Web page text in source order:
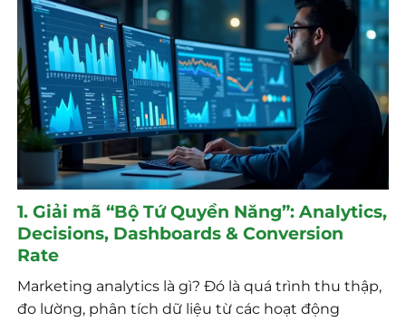
1. Giải mã “Bộ Tứ Quyền Năng”: Analytics,
Decisions, Dashboards & Conversion
Rate
Marketing analytics là gì? Đó là quá trình thu thập,
đo lường, phân tích dữ liệu từ các hoạt động